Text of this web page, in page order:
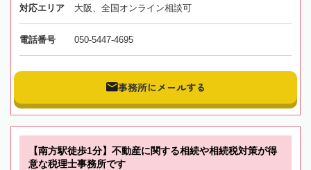
対応エリア 大阪、全国オンライン相談可
電話番号 050-5447-4695
事務所にメールする
【南方駅徒歩1分】不動産に関する相続や相続税対策が得
意な税理士事務所です